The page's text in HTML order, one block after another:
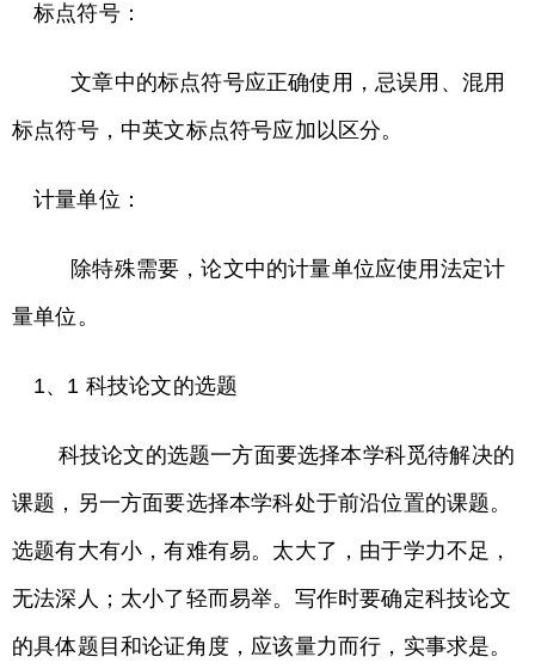
标点符号：
文章中的标点符号应正确使用，忌误用、混用
标点符号，中英文标点符号应加以区分。
计量单位：
除特殊需要，论文中的计量单位应使用法定计
量单位。
1、1 科技论文的选题
科技论文的选题一方面要选择本学科觅待解决的
课题，另一方面要选择本学科处于前沿位置的课题。
选题有大有小，有难有易。太大了，由于学力不足，
无法深人；太小了轻而易举。写作时要确定科技论文
的具体题目和论证角度，应该量力而行，实事求是。